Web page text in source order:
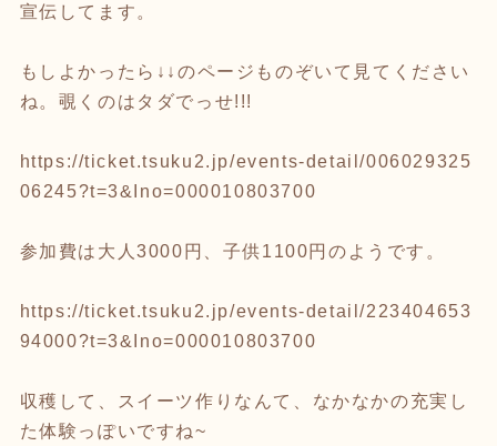
宣伝してます。
もしよかったら↓↓のページものぞいて見てください
ね。覗くのはタダでっせ!!!
https://ticket.tsuku2.jp/events-detail/006029325
06245?t=3&Ino=000010803700
参加費は大人3000円、子供1100円のようです。
https://ticket.tsuku2.jp/events-detail/223404653
94000?t=3&Ino=000010803700
収穫して、スイーツ作りなんて、なかなかの充実し
た体験っぽいですね~